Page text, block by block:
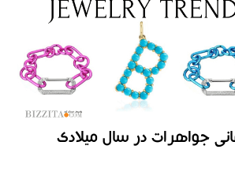
جواهرات در سال میلادی